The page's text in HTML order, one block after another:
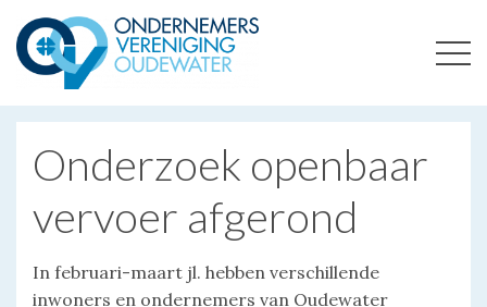
ONDERNEMERSVERENIGING OUDEWATER
Onderzoek openbaar
vervoer afgerond
In februari-maart jl. hebben verschillende
inwoners en ondernemers van Oudewater